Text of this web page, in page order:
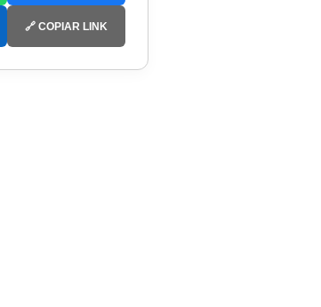
🔗 COPIAR LINK